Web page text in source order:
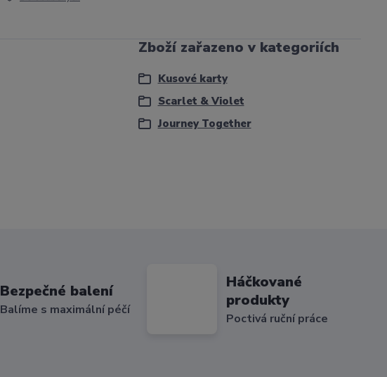
Zboží zařazeno v kategoriích
Kusové karty
Scarlet & Violet
Journey Together
Bezpečné balení
Balíme s maximální péčí
Háčkované
produkty
Poctivá ruční práce